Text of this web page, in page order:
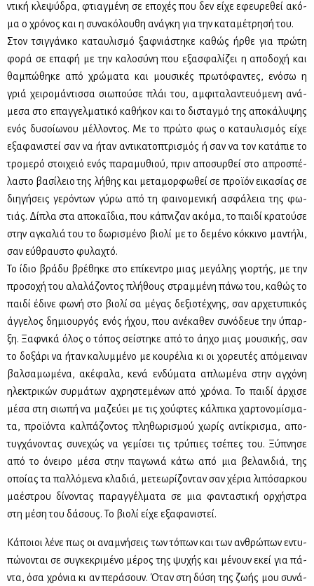
ντι­κή κλε­ψύ­δρα, φτιαγ­μέ­νη σε επο­χές που δεν εί­χε εφευ­ρε­θεί ακό­
μα ο χρό­νος και η συ­να­κό­λου­θη ανά­γκη για την κα­τα­μέ­τρη­σή του.
Στον τσιγ­γά­νι­κο κα­ταυ­λι­σμό ξαφ­νιά­στη­κε κα­θώς ήρ­θε για πρώ­τη
φο­ρά σε επα­φή με την κα­λο­σύ­νη που εξα­σφα­λί­ζει η απο­δο­χή και
θα­μπώ­θη­κε από χρώ­μα­τα και μου­σι­κές πρω­τό­φα­ντες, ενό­σω η
γριά χει­ρο­μά­ντισ­σα σιω­πού­σε πλάι του, αμ­φι­τα­λα­ντευό­με­νη ανά­
με­σα στο επαγ­γελ­μα­τι­κό κα­θή­κον και το δι­σταγ­μό της απο­κά­λυ­ψης
ενός δυ­σοί­ω­νου μέλ­λο­ντος. Με το πρώ­το φως ο κα­ταυ­λι­σμός εί­χε
εξα­φα­νι­στεί σαν να ήταν αντι­κα­το­πτρι­σμός ή σαν να τον κα­τά­πιε το
τρο­με­ρό στοι­χειό ενός πα­ρα­μυ­θιού, πριν απο­συρ­θεί στο απρο­σπέ­
λα­στο βα­σί­λειο της λή­θης και με­τα­μορ­φω­θεί σε προ­ϊ­όν ει­κα­σί­ας σε
δι­η­γή­σεις γε­ρό­ντων γύ­ρω από τη φαι­νο­με­νι­κή ασφά­λεια της φω­
τιάς. Δί­πλα στα απο­κα­ΐ­δια, που κά­πνι­ζαν ακό­μα, το παι­δί κρα­τού­σε
στην αγκα­λιά του το δω­ρι­σμέ­νο βιο­λί με το δε­μέ­νο κόκ­κι­νο μα­ντή­λι,
σαν εύ­θραυ­στο φυ­λα­χτό.
Το ίδιο βρά­δυ βρέ­θη­κε στο επί­κε­ντρο μιας με­γά­λης γιορ­τής, με την
προ­σο­χή του αλα­λά­ζο­ντος πλή­θους στραμ­μέ­νη πά­νω του, κα­θώς το
παι­δί έδι­νε φω­νή στο βιο­λί σα μέ­γας δε­ξιο­τέ­χνης, σαν αρ­χε­τυ­πι­κός
άγ­γε­λος δη­μιουρ­γός ενός ήχου, που ανέ­κα­θεν συ­νό­δευε την ύπαρ­
ξη. Ξαφ­νι­κά όλος ο τό­πος σεί­στη­κε από το άη­χο μιας μου­σι­κής, σαν
το δο­ξά­ρι να ήταν κα­λυμ­μέ­νο με κου­ρέ­λια κι οι χο­ρευ­τές από­μει­ναν
βαλ­σα­μω­μέ­να, ακέ­φα­λα, κε­νά εν­δύ­μα­τα απλω­μέ­να στην αγ­χό­νη
ηλε­κτρι­κών συρ­μά­των αχρη­στε­μέ­νων από χρό­νια. Το παι­δί άρ­χι­σε
μέ­σα στη σιω­πή να μα­ζεύ­ει με τις χού­φτες κάλ­πι­κα χαρ­το­νο­μί­σμα­
τα, προ­ϊ­ό­ντα καλ­πά­ζο­ντος πλη­θω­ρι­σμού χω­ρίς αντί­κρι­σμα, απο­
τυγ­χά­νο­ντας συ­νε­χώς να γε­μί­σει τις τρύ­πιες τσέ­πες του. Ξύ­πνη­σε
από το όνει­ρο μέ­σα στην πα­γω­νιά κά­τω από μια βε­λα­νι­διά, της
οποί­ας τα παλ­λό­με­να κλα­διά, με­τε­ω­ρί­ζο­νταν σαν χέ­ρια λι­πό­σαρ­κου
μα­έ­στρου δί­νο­ντας πα­ραγ­γέλ­μα­τα σε μια φα­ντα­στι­κή ορ­χή­στρα
στη μέ­ση του δά­σους. Το βιο­λί εί­χε εξα­φα­νι­στεί.
Κά­ποιοι λέ­νε πως οι ανα­μνή­σεις των τό­πων και των αν­θρώ­πων εντυ­
πώ­νο­νται σε συ­γκε­κρι­μέ­νο μέ­ρος της ψυ­χής και μέ­νουν εκεί για πά­
ντα, όσα χρό­νια κι αν πε­ρά­σουν. Όταν στη δύ­ση της ζω­ής μου συ­νά­